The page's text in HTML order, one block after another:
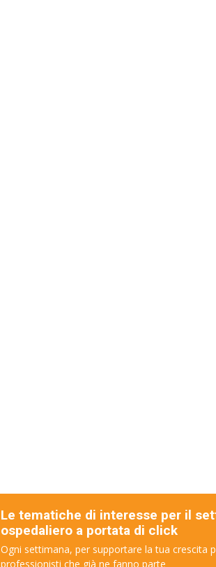
Le tematiche di interesse per il
ospedaliero a portata di click
Ogni settimana, per supportare la tua crescita
professionisti che già ne fanno parte